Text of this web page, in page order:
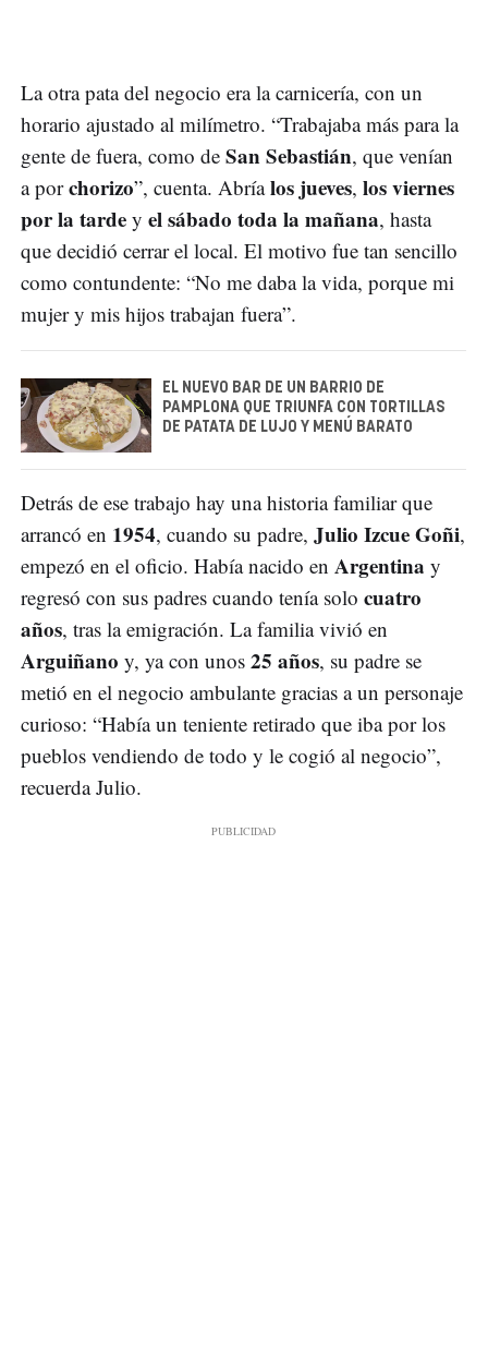
La otra pata del negocio era la carnicería, con un
horario ajustado al milímetro. “Trabajaba más para la
gente de fuera, como de San Sebastián, que venían
a porchorizo”, cuenta. Abríalos jueves, los viernes
por la tarde y el sábado toda la mañana, hasta
que decidió cerrar el local. El motivo fue tan sencillo
como contundente: “No me daba la vida, porque mi
mujer y mis hijos trabajan fuera”.
EL NUEVO BAR DE UN BARRIO DE
PAMPLONA QUE TRIUNFA CON TORTILLAS
DE PATATA DE LUJO Y MENÚ BARATO
Detrás de ese trabajo hay una historia familiar que
arrancó en 1954, cuando su padre, Julio Izcue Goñi,
empezó en el oficio. Había nacido en Argentina y
regresó con sus padres cuando tenía solo cuatro
años, tras la emigración. La familia vivió en
Arguiñano y, ya con unos 25 años, su padre se
metió en el negocio ambulante gracias a un personaje
curioso: “Había un teniente retirado que iba por los
pueblos vendiendo de todo y le cogió al negocio”,
recuerda Julio.